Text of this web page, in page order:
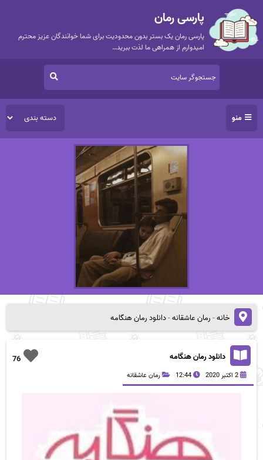
پارسی رمان
پارسی رمان یک بستر بدون محدودیت برای شما خوانندگان عزیز محترم
امیدوارم از همراهی ما لذت ببرید…
منو
خانه-رمان عاشقانه-دانلود رمان هنگامه
76 دانلود رمان هنگامه
2 اکتبر 2020 12:44 رمان عاشقانه